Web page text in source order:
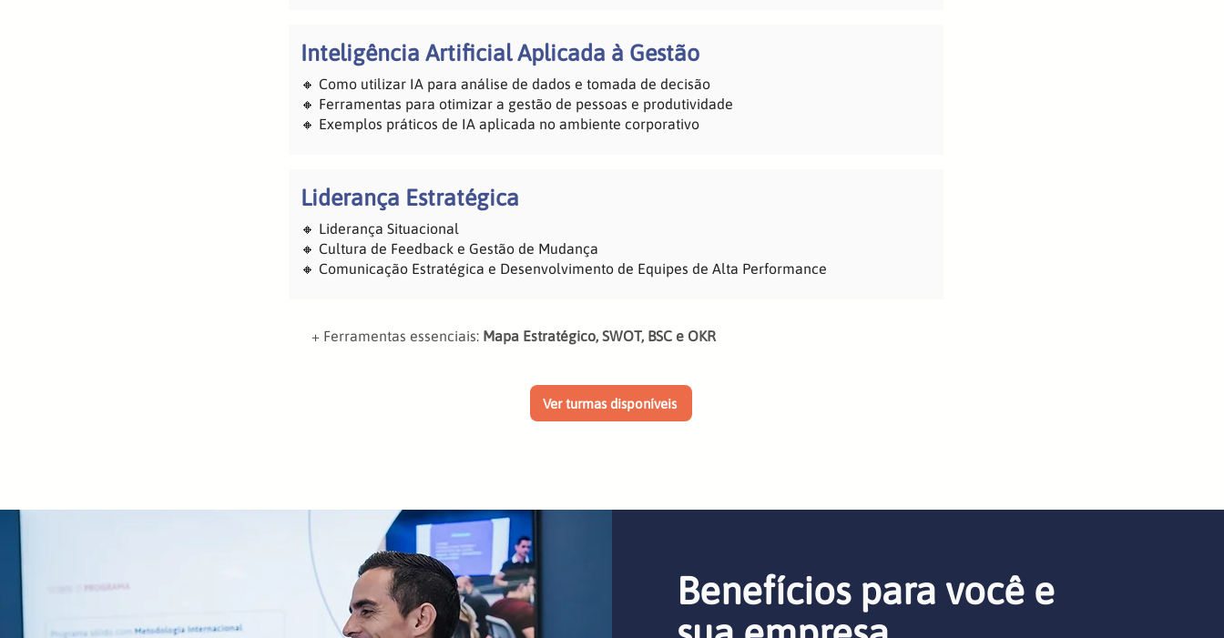
Inteligência Artificial Aplicada à Gestão
🔸 Como utilizar IA para análise de dados e tomada de decisão
🔸 Ferramentas para otimizar a gestão de pessoas e produtividade
🔸 Exemplos práticos de IA aplicada no ambiente corporativo
Liderança Estratégica
🔸 Liderança Situacional
🔸 Cultura de Feedback e Gestão de Mudança
🔸 Comunicação Estratégica e Desenvolvimento de Equipes de Alta Performance
+ Ferramentas essenciais: Mapa Estratégico, SWOT, BSC e OKR
Ver turmas disponíveis
Benefícios para você e